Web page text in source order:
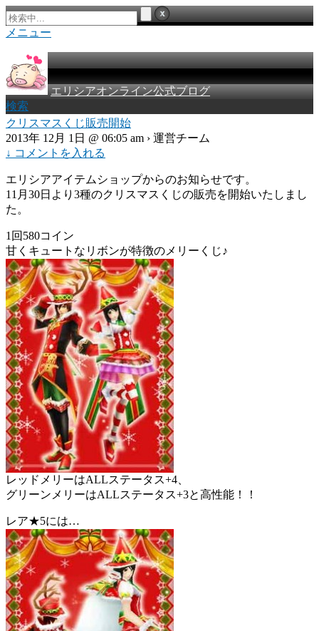
メニュー
エリシアオンライン公式ブログ
検索
クリスマスくじ販売開始
2013年 12月 1日 @ 06:05 am › 運営チーム
↓ コメントを入れる
エリシアアイテムショップからのお知らせです。
11月30日より3種のクリスマスくじの販売を開始いたしまし
た。
1回580コイン
甘くキュートなリボンが特徴のメリーくじ♪
レッドメリーはALLステータス+4、
グリーンメリーはALLステータス+3と高性能！！
レア★5には…